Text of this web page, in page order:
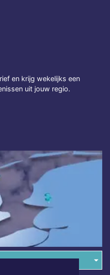
en krijg wekelijks een
uit jouw regio.